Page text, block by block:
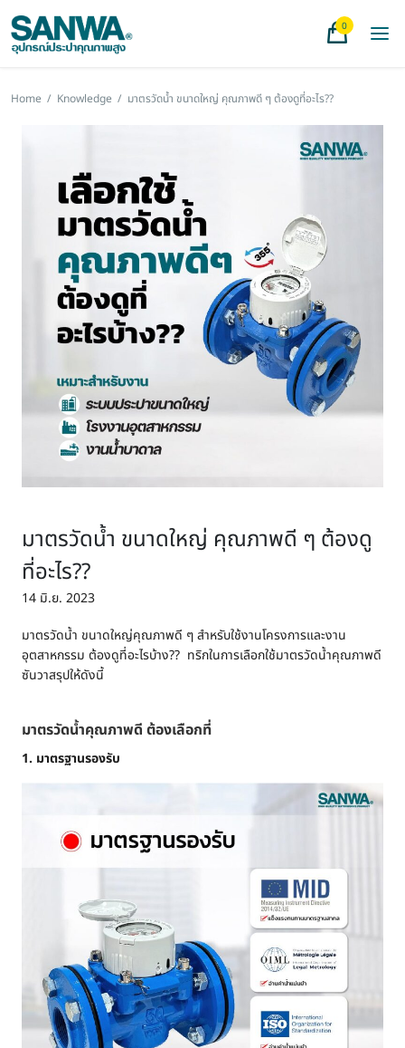
0
Home / Knowledge / มาตรวัดน้ำ ขนาดใหญ่ คุณภาพดี ๆ ต้องดูที่อะไร??
มาตรวัดน้ำ ขนาดใหญ่ คุณภาพดี ๆ ต้องดู
ที่อะไร??
14 มิ.ย. 2023
มาตรวัดน้ำ ขนาดใหญ่คุณภาพดี ๆ สำหรับใช้งานโครงการและงาน
อุตสาหกรรม ต้องดูที่อะไรบ้าง?? ทริกในการเลือกใช้มาตรวัดน้ำคุณภาพดี
ซันวาสรุปให้ดังนี้
มาตรวัดน้ำคุณภาพดี ต้องเลือกที่
1. มาตรฐานรองรับ